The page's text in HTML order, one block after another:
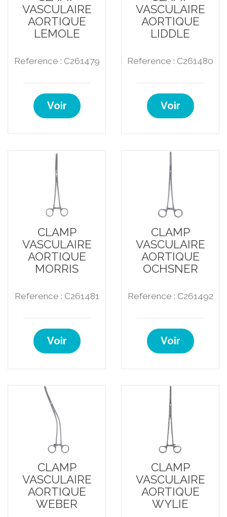
VASCULAIRE
AORTIQUE
LEMOLE
Reference : C261479
Voir
VASCULAIRE
AORTIQUE
LIDDLE
Reference : C261480
Voir
CLAMP
VASCULAIRE
AORTIQUE
MORRIS
Reference : C261481
Voir
CLAMP
VASCULAIRE
AORTIQUE
OCHSNER
Reference : C261492
Voir
CLAMP
VASCULAIRE
AORTIQUE
WEBER
CLAMP
VASCULAIRE
AORTIQUE
WYLIE